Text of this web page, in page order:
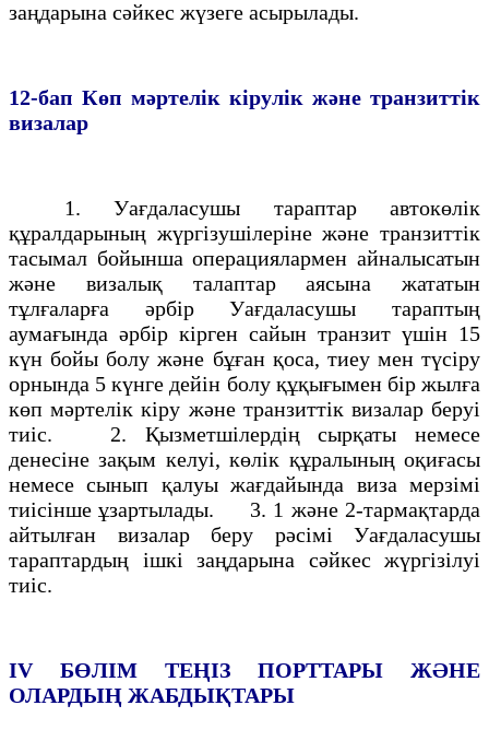
заңдарына сәйкес жүзеге асырылады.
12-бап Көп мәртелiк кiрулiк және транзиттiк
визалар
1. Уағдаласушы тараптар автокөлiк
құралдарының жүргiзушiлерiне және транзиттiк
тасымал бойынша операциялармен айналысатын
және визалық талаптар аясына жататын
тұлғаларға әрбiр Уағдаласушы тараптың
аумағында әрбiр кiрген сайын транзит үшiн 15
күн бойы болу және бұған қоса, тиеу мен түсiру
орнында 5 күнге дейiн болу құқығымен бiр жылға
көп мәртелiк кiру және транзиттiк визалар беруi
тиіс. 2. Қызметшiлердің сырқаты немесе
денесiне зақым келуi, көлiк құралының оқиғасы
немесе сынып қалуы жағдайында виза мерзiмi
тиiсiнше ұзартылады. 3. 1 және 2-тармақтарда
айтылған визалар беру рәсiмi Уағдаласушы
тараптардың iшкi заңдарына сәйкес жүргiзiлуi
тиiс.
IV БӨЛIМ
ТЕҢIЗ ПОРТТАРЫ ЖӘНЕ
ОЛАРДЫҢ ЖАБДЫҚТАРЫ